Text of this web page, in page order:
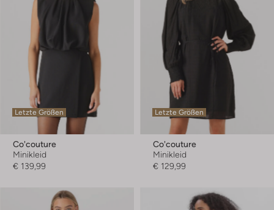
Letzte Größen
Co'couture
Minikleid
€ 139,99
Letzte Größen
Co'couture
Minikleid
€ 129,99